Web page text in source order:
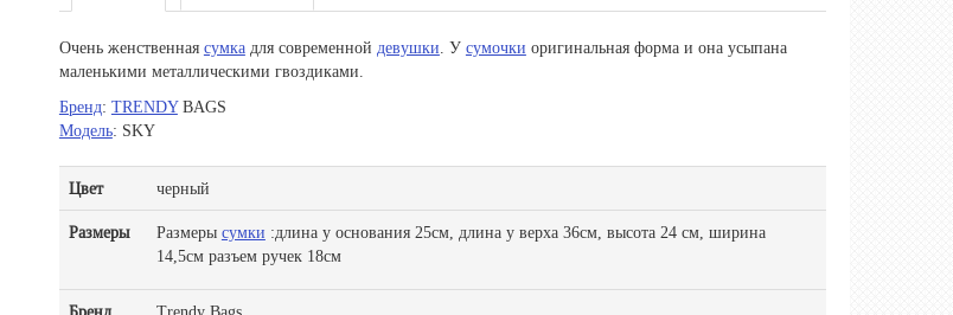
Очень женственная сумкадля современной девушки . У сумочки оригинальная форма и она усыпана
маленькими металлическими гвоздиками.
Бренд: TRENDYBAGS
Модель: SKY
Цвет черный
Размеры Размеры сумки :длина у основания 25см, длина у верха 36см, высота 24 см, ширина
14,5см разъем ручек 18см